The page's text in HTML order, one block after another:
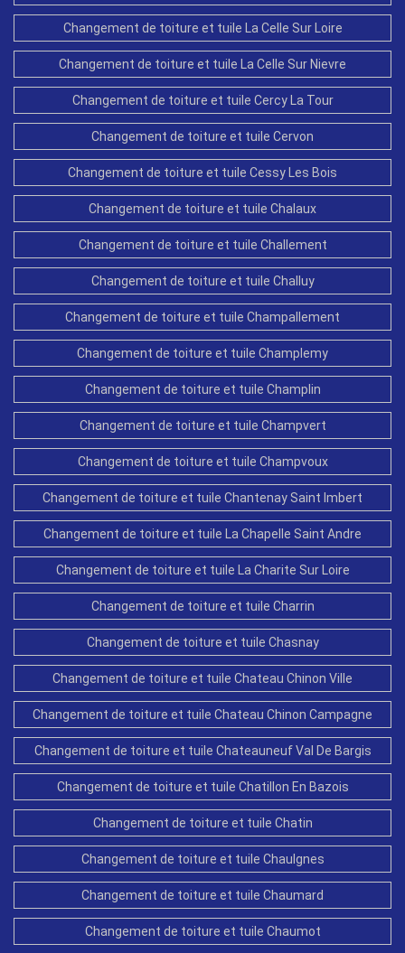
Changement de toiture et tuile La Celle Sur Loire
Changement de toiture et tuile La Celle Sur Nievre
Changement de toiture et tuile Cercy La Tour
Changement de toiture et tuile Cervon
Changement de toiture et tuile Cessy Les Bois
Changement de toiture et tuile Chalaux
Changement de toiture et tuile Challement
Changement de toiture et tuile Challuy
Changement de toiture et tuile Champallement
Changement de toiture et tuile Champlemy
Changement de toiture et tuile Champlin
Changement de toiture et tuile Champvert
Changement de toiture et tuile Champvoux
Changement de toiture et tuile Chantenay Saint Imbert
Changement de toiture et tuile La Chapelle Saint Andre
Changement de toiture et tuile La Charite Sur Loire
Changement de toiture et tuile Charrin
Changement de toiture et tuile Chasnay
Changement de toiture et tuile Chateau Chinon Ville
Changement de toiture et tuile Chateau Chinon Campagne
Changement de toiture et tuile Chateauneuf Val De Bargis
Changement de toiture et tuile Chatillon En Bazois
Changement de toiture et tuile Chatin
Changement de toiture et tuile Chaulgnes
Changement de toiture et tuile Chaumard
Changement de toiture et tuile Chaumot